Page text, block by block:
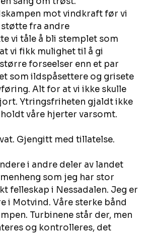
mot vindkraft før vi
støtte fra andre
vi tåle å bli stemplet som
vi fikk mulighet til å gi
forseelser enn et par
som ildspåsettere og grisete
Alt for at vi ikke skulle
Ytringsfriheten gjaldt ikke
våre hjerter varsomt.
Gjengitt med tillatelse.
i andre deler av landet
som jeg har stor
felleskap i Nessadalen. Jeg er
i Motvind. Våre sterke bånd
Turbinene står der, men
og kontrolleres, det